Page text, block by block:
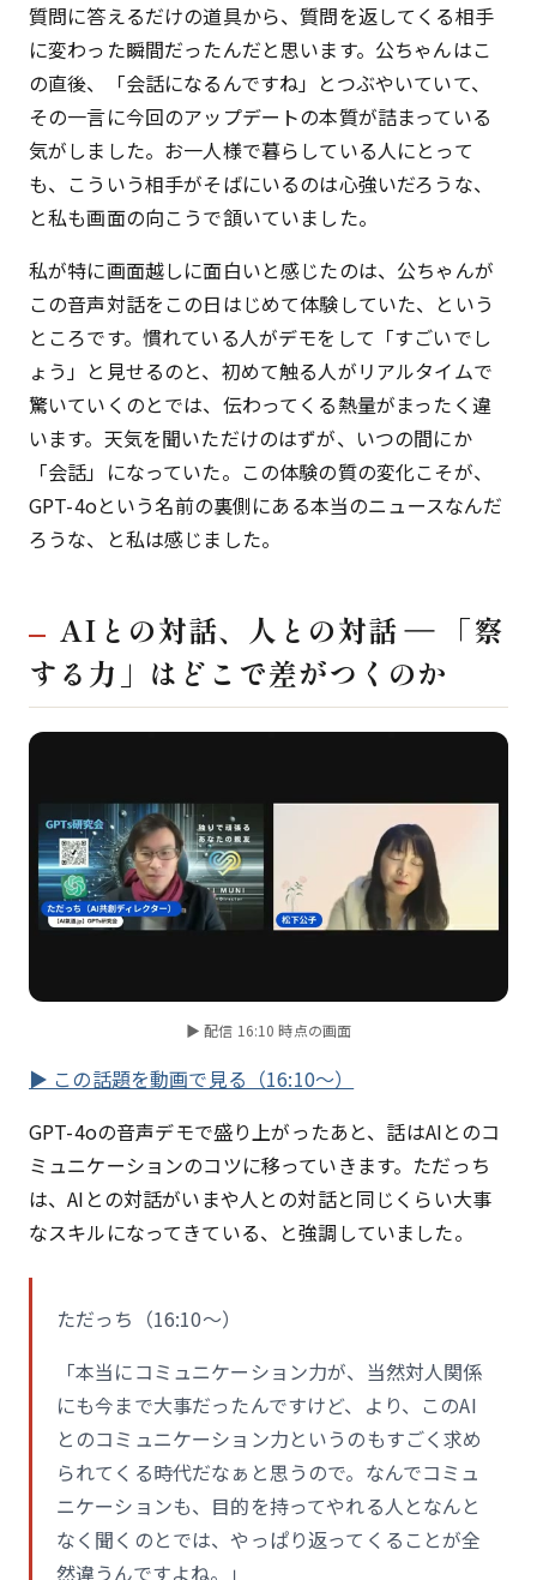
質問に答えるだけの道具から、質問を返してくる相手
に変わった瞬間だったんだと思います。公ちゃんはこ
の直後、「会話になるんですね」とつぶやいていて、
その一言に今回のアップデートの本質が詰まっている
気がしました。お一人様で暮らしている人にとって
も、こういう相手がそばにいるのは心強いだろうな、
と私も画面の向こうで頷いていました。
私が特に画面越しに面白いと感じたのは、公ちゃんが
この音声対話をこの日はじめて体験していた、という
ところです。慣れている人がデモをして「すごいでし
ょう」と見せるのと、初めて触る人がリアルタイムで
驚いていくのとでは、伝わってくる熱量がまったく違
います。天気を聞いただけのはずが、いつの間にか
「会話」になっていた。この体験の質の変化こそが、
GPT-4oという名前の裏側にある本当のニュースなんだ
ろうな、と私は感じました。
AIとの対話、人との対話 ― 「察
する力」はどこで差がつくのか
▶ 配信 16:10 時点の画面
▶ この話題を動画で見る（16:10〜）
GPT-4oの音声デモで盛り上がったあと、話はAIとのコ
ミュニケーションのコツに移っていきます。ただっち
は、AIとの対話がいまや人との対話と同じくらい大事
なスキルになってきている、と強調していました。
ただっち（16:10〜）
「本当にコミュニケーション力が、当然対人関係
にも今まで大事だったんですけど、より、このAI
とのコミュニケーション力というのもすごく求め
られてくる時代だなぁと思うので。なんでコミュ
ニケーションも、目的を持ってやれる人となんと
なく聞くのとでは、やっぱり返ってくることが全
然違うんですよね。」